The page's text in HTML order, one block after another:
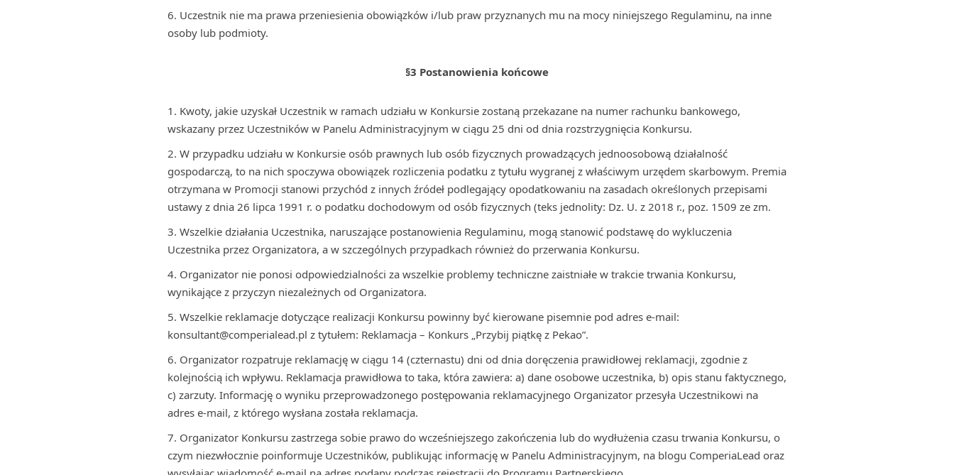
Uczestnik nie ma prawa przeniesienia obowiązków i/lub praw przyznanych mu na mocy niniejszego Regulaminu, na inne
osoby lub podmioty.
§3 Postanowienia końcowe
Kwoty, jakie uzyskał Uczestnik w ramach udziału w Konkursie zostaną przekazane na numer rachunku bankowego,
wskazany przez Uczestników w Panelu Administracyjnym w ciągu 25 dni od dnia rozstrzygnięcia Konkursu.
W przypadku udziału w Konkursie osób prawnych lub osób fizycznych prowadzących jednoosobową działalność
gospodarczą, to na nich spoczywa obowiązek rozliczenia podatku z tytułu wygranej z właściwym urzędem skarbowym. Premia
otrzymana w Promocji stanowi przychód z innych źródeł podlegający opodatkowaniu na zasadach określonych przepisami
ustawy z dnia 26 lipca 1991 r. o podatku dochodowym od osób fizycznych (teks jednolity: Dz. U. z 2018 r., poz. 1509 ze zm.
Wszelkie działania Uczestnika, naruszające postanowienia Regulaminu, mogą stanowić podstawę do wykluczenia
Uczestnika przez Organizatora, a w szczególnych przypadkach również do przerwania Konkursu.
Organizator nie ponosi odpowiedzialności za wszelkie problemy techniczne zaistniałe w trakcie trwania Konkursu,
wynikające z przyczyn niezależnych od Organizatora.
Wszelkie reklamacje dotyczące realizacji Konkursu powinny być kierowane pisemnie pod adres e-mail:
konsultant@comperialead.pl z tytułem: Reklamacja – Konkurs „Przybij piątkę z Pekao”.
Organizator rozpatruje reklamację w ciągu 14 (czternastu) dni od dnia doręczenia prawidłowej reklamacji, zgodnie z
kolejnością ich wpływu. Reklamacja prawidłowa to taka, która zawiera: a) dane osobowe uczestnika, b) opis stanu faktycznego,
c) zarzuty. Informację o wyniku przeprowadzonego postępowania reklamacyjnego Organizator przesyła Uczestnikowi na
adres e-mail, z którego wysłana została reklamacja.
Organizator Konkursu zastrzega sobie prawo do wcześniejszego zakończenia lub do wydłużenia czasu trwania Konkursu, o
czym niezwłocznie poinformuje Uczestników, publikując informację w Panelu Administracyjnym, na blogu ComperiaLead oraz